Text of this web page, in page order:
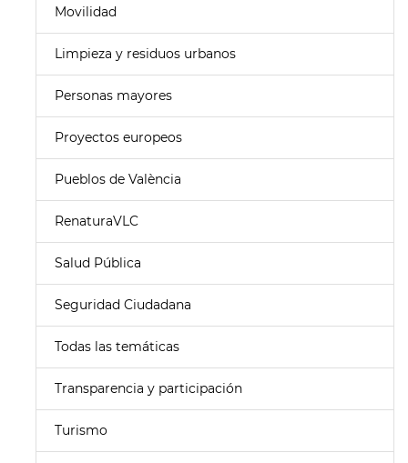
Movilidad
Limpieza y residuos urbanos
Personas mayores
Proyectos europeos
Pueblos de València
RenaturaVLC
Salud Pública
Seguridad Ciudadana
Todas las temáticas
Transparencia y participación
Turismo